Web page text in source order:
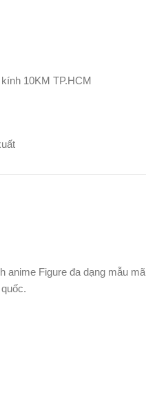
10KM TP.HCM
anime Figure đa dạng mẫu mã